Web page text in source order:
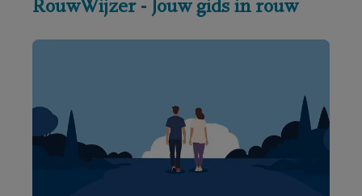
RouwWijzer - Jouw gids in rouw